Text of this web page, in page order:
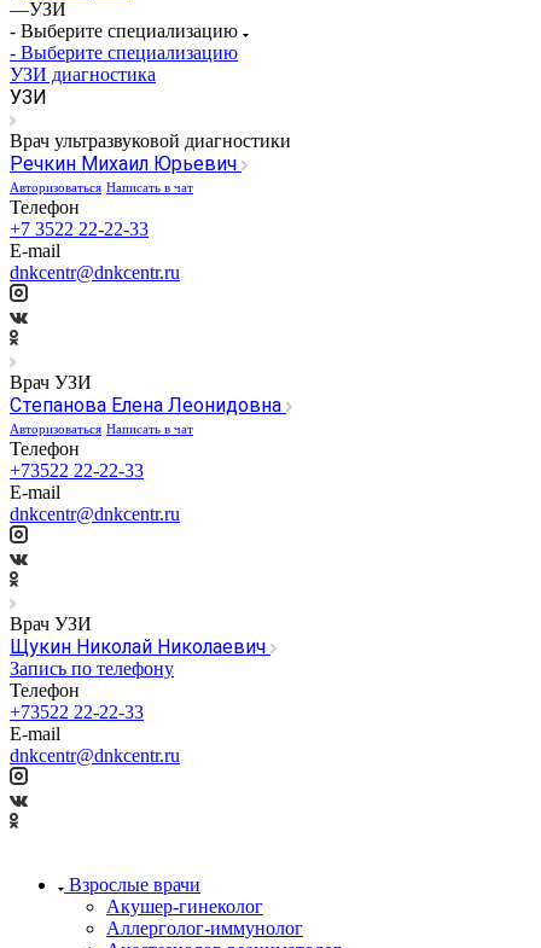
—УЗИ
- Выберите специализацию
- Выберите специализацию
УЗИ диагностика
УЗИ
Врач ультразвуковой диагностики
Речкин Михаил Юрьевич
Авторизоваться Написать в чат
Телефон
+7 3522 22-22-33
E-mail
dnkcentr@dnkcentr.ru
Врач УЗИ
Степанова Елена Леонидовна
Авторизоваться Написать в чат
Телефон
+73522 22-22-33
E-mail
dnkcentr@dnkcentr.ru
Врач УЗИ
Щукин Николай Николаевич
Запись по телефону
Телефон
+73522 22-22-33
E-mail
dnkcentr@dnkcentr.ru
Взрослые врачи
Акушер-гинеколог
Аллерголог-иммунолог